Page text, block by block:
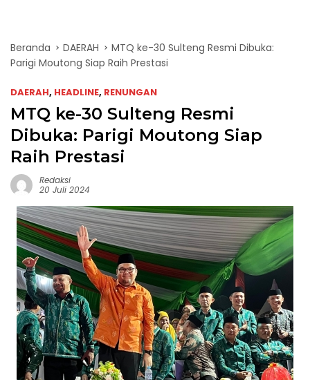
Beranda DAERAH
MTQ ke-30 Sulteng Resmi Dibuka:
Parigi Moutong Siap Raih Prestasi
DAERAH, HEADLINE, RENUNGAN
MTQ ke-30 Sulteng Resmi
Dibuka: Parigi Moutong Siap
Raih Prestasi
Redaksi
20 Juli 2024